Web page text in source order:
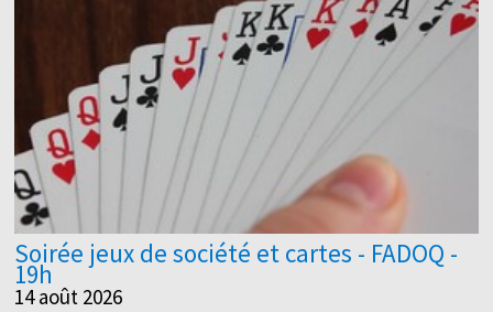
Soirée jeux de société et cartes - FADOQ -
19h
14 août 2026